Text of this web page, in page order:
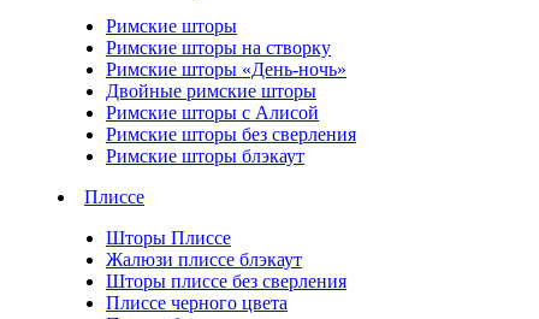
Римские шторы
Римские шторы на створку
Римские шторы «День-ночь»
Двойные римские шторы
Римские шторы с Алисой
Римские шторы без сверления
Римские шторы блэкаут
Плиссе
Шторы Плиссе
Жалюзи плиссе блэкаут
Шторы плиссе без сверления
Плиссе черного цвета